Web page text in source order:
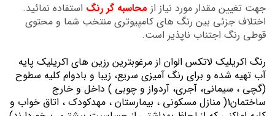
جهت تغیین مقدار مورد نیاز از محاسبه گر رنگ استفاده نمائید.
اختلاف جزئی بین رنگ های کامپیوتری منتخب شما و محتوی
قوطی رنگ اجتناب ناپذیر است.
رنگ اكريليك لاتكس الوان از مرغوبترين رزين هاي اكريليك پايه
آب تهيه شده و برای رنگ آمیزی سریع، زیبا و بادوام کلیه سطوح
(گچی ، سیمانی، آجری، آردواز و چوبی ) داخل و خارج
ساختمان1( منازل مسكوني ، بيمارستان ، مهدكودك ، اتاق خواب و